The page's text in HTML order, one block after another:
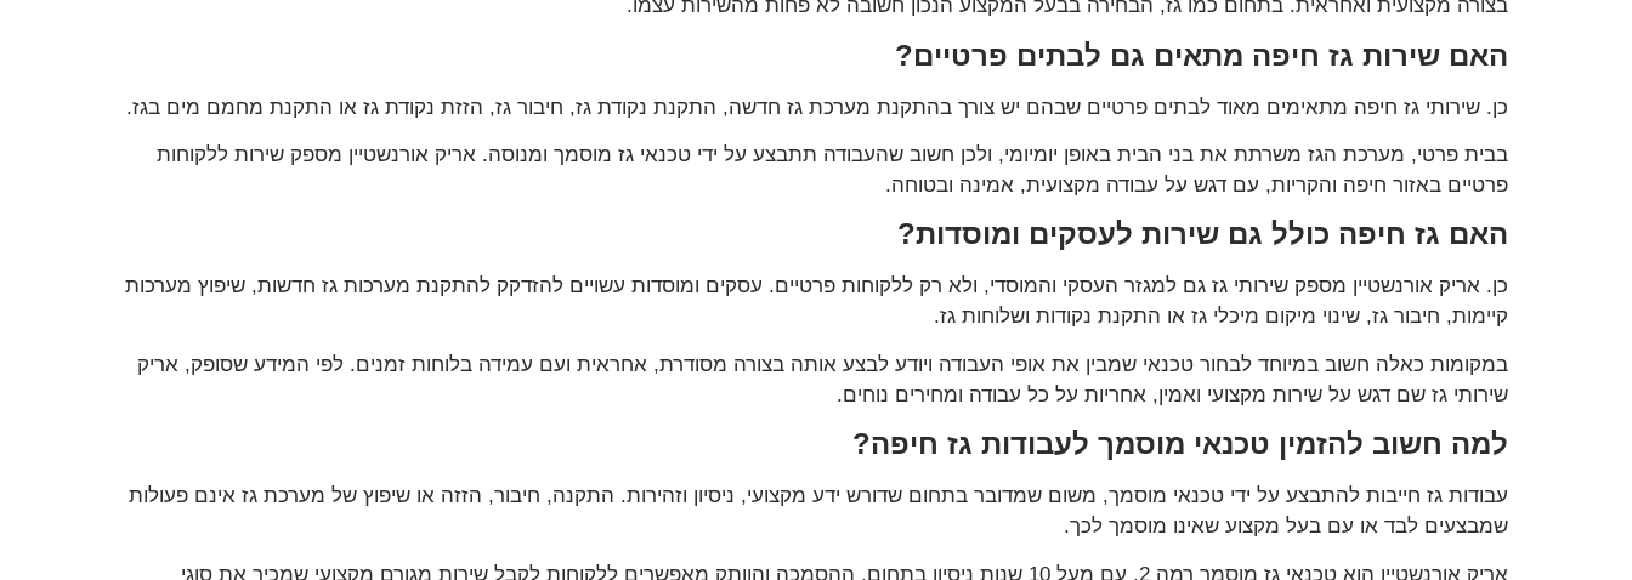
בצורה מקצועית ואחראית. בתחום כמו גז, הבחירה בבעל המקצוע הנכון חשובה לא פחות מהשירות עצמו.
האם שירות גז חיפה מתאים גם לבתים פרטיים?
כן. שירותי גז חיפה מתאימים מאוד לבתים פרטיים שבהם יש צורך בהתקנת מערכת גז חדשה, התקנת נקודת גז, חיבור גז, הזזת נקודת גז או התקנת מחמם מים בגז.
בבית פרטי, מערכת הגז משרתת את בני הבית באופן יומיומי, ולכן חשוב שהעבודה תתבצע על ידי טכנאי גז מוסמך ומנוסה. אריק אורנשטיין מספק שירות ללקוחות
פרטיים באזור חיפה והקריות, עם דגש על עבודה מקצועית, אמינה ובטוחה.
האם גז חיפה כולל גם שירות לעסקים ומוסדות?
כן. אריק אורנשטיין מספק שירותי גז גם למגזר העסקי והמוסדי, ולא רק ללקוחות פרטיים. עסקים ומוסדות עשויים להזדקק להתקנת מערכות גז חדשות, שיפוץ מערכות
קיימות, חיבור גז, שינוי מיקום מיכלי גז או התקנת נקודות ושלוחות גז.
במקומות כאלה חשוב במיוחד לבחור טכנאי שמבין את אופי העבודה ויודע לבצע אותה בצורה מסודרת, אחראית ועם עמידה בלוחות זמנים. לפי המידע שסופק, אריק
שירותי גז שם דגש על שירות מקצועי ואמין, אחריות על כל עבודה ומחירים נוחים.
למה חשוב להזמין טכנאי מוסמך לעבודות גז חיפה?
עבודות גז חייבות להתבצע על ידי טכנאי מוסמך, משום שמדובר בתחום שדורש ידע מקצועי, ניסיון וזהירות. התקנה, חיבור, הזזה או שיפוץ של מערכת גז אינם פעולות
שמבצעים לבד או עם בעל מקצוע שאינו מוסמך לכך.
אריק אורנשטיין הוא טכנאי גז מוסמך רמה 2, עם מעל 10 שנות ניסיון בתחום. ההסמכה והוותק מאפשרים ללקוחות לקבל שירות מגורם מקצועי שמכיר את סוגי